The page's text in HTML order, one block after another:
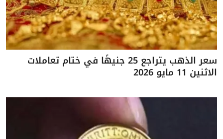
سعر الذهب يتراجع 25 جنيهًا في ختام تعاملات
الاثنين 11 مايو 2026